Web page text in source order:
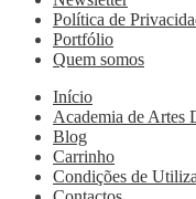
Política de
Portfólio
Quem somos
Início
Academia de Artes
Blog
Carrinho
Condições de